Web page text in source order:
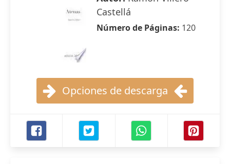
Castellá
Número de Páginas: 120
Opciones de descarga